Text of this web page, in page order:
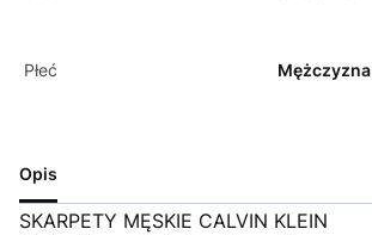
Płeć Mężczyzna
Opis
SKARPETY MĘSKIE CALVIN KLEIN